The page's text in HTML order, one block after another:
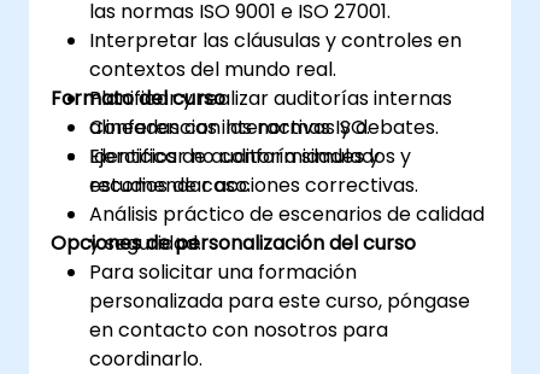
las normas ISO 9001 e ISO 27001.
Interpretar las cláusulas y controles en
contextos del mundo real.
Planificar y realizar auditorías internas
alineadas con las normas ISO.
Identificar no conformidades y
recomendar acciones correctivas.
Formato del curso
Conferencias interactivas y debates.
Ejercicios de auditoría simulados y
estudios de caso.
Análisis práctico de escenarios de calidad
y seguridad.
Opciones de personalización del curso
Para solicitar una formación
personalizada para este curso, póngase
en contacto con nosotros para
coordinarlo.